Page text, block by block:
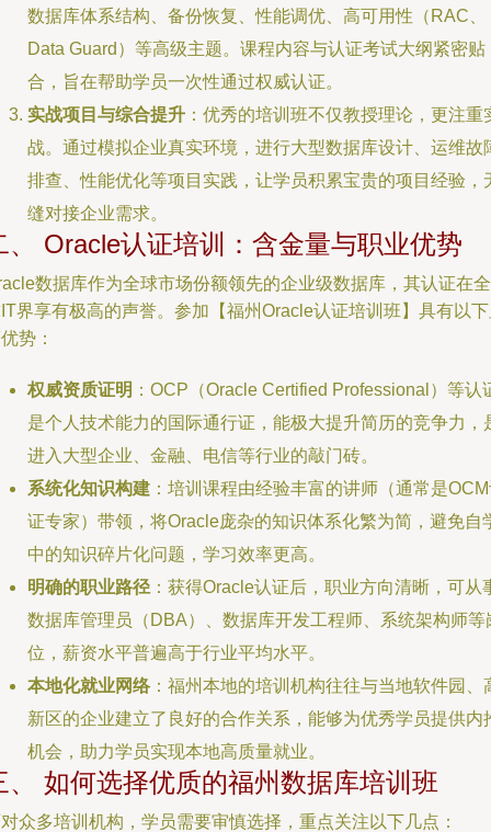
数据库体系结构、备份恢复、性能调优、高可用性（RAC、
Data Guard）等高级主题。课程内容与认证考试大纲紧密贴
合，旨在帮助学员一次性通过权威认证。
实战项目与综合提升 ：优秀的培训班不仅教授理论，更注重
战。通过模拟企业真实环境，进行大型数据库设计、运维故
排查、性能优化等项目实践，让学员积累宝贵的项目经验，
缝对接企业需求。
、 Oracle认证培训：含金量与职业优势
数据库作为全球市场份额领先的企业级数据库，其认证在全
界享有极高的声誉。参加【福州Oracle认证培训班】具有以
势：
权威资质证明 ：OCP（Oracle Certified Professional）等认
是个人技术能力的国际通行证，能极大提升简历的竞争力，
进入大型企业、金融、电信等行业的敲门砖。
系统化知识构建 ：培训课程由经验丰富的讲师（通常是
证专家）带领，将Oracle庞杂的知识体系化繁为简，避免自
中的知识碎片化问题，学习效率更高。
明确的职业路径 ：获得Oracle认证后，职业方向清晰，可从
数据库管理员（DBA）、数据库开发工程师、系统架构师等
位，薪资水平普遍高于行业平均水平。
本地化就业网络：福州本地的培训机构往往与当地软件园、
新区的企业建立了良好的合作关系，能够为优秀学员提供内
机会，助力学员实现本地高质量就业。
、 如何选择优质的福州数据库培训班
众多培训机构，学员需要审慎选择，重点关注以下几点：